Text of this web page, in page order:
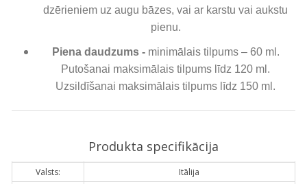
dzērieniem uz augu bāzes, vai ar karstu vai aukstu
pienu.
Piena daudzums - minimālais tilpums – 60 ml.
Putošanai maksimālais tilpums līdz 120 ml.
Uzsildīšanai maksimālais tilpums līdz 150 ml.
Produkta specifikācija
Valsts:
Itālija